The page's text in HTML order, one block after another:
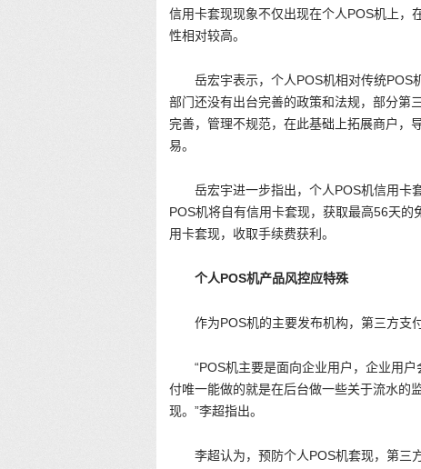
信用卡套现现象不仅出现在个人POS机上，
性相对较高。
岳宏宇表示，个人POS机相对传统POS
部门还没有出台完善的政策和法规，部分第
完善，管理不规范，在此基础上拓展商户，
易。
岳宏宇进一步指出，个人POS机信用卡
POS机将自有信用卡套现，获取最高56天
用卡套现，收取手续费获利。
个人POS机产品风控应特殊
作为POS机的主要发布机构，第三方支
“POS机主要是面向企业用户，企业用
付唯一能做的就是在后台做一些关于流水的
现。”李超指出。
李超认为，预防个人POS机套现，第三